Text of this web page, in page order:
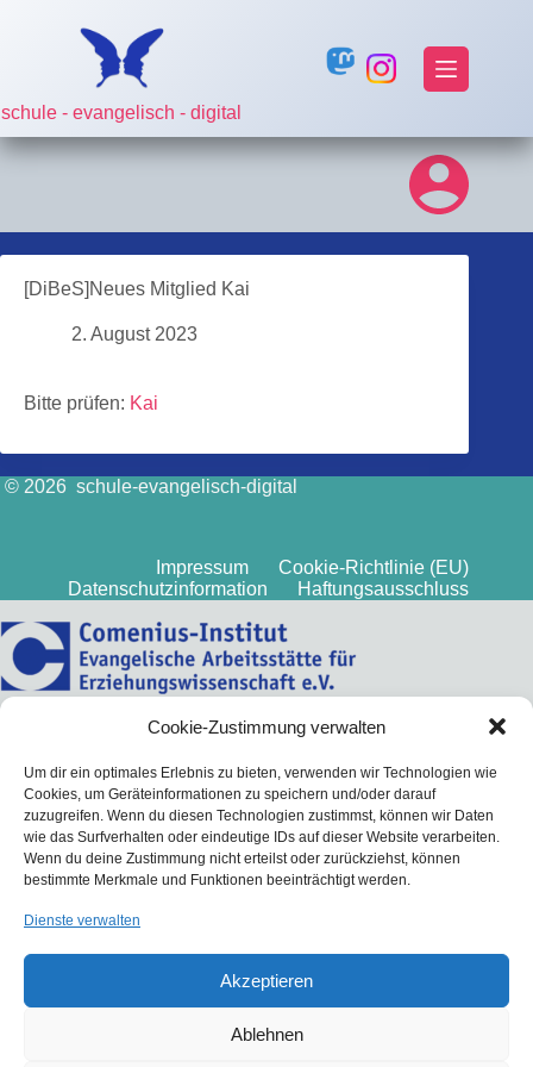
Cookie-Zustimmung verwalten
Um dir ein optimales Erlebnis zu bieten, verwenden wir Technologien wie
Cookies, um Geräteinformationen zu speichern und/oder darauf
zuzugreifen. Wenn du diesen Technologien zustimmst, können wir Daten
wie das Surfverhalten oder eindeutige IDs auf dieser Website verarbeiten.
Wenn du deine Zustimmung nicht erteilst oder zurückziehst, können
bestimmte Merkmale und Funktionen beeinträchtigt werden.
Dienste verwalten
Akzeptieren
Ablehnen
schule - evangelisch - digital
[DiBeS]Neues Mitglied Kai
2. August 2023
Bitte prüfen: Kai
© 2026 schule-evangelisch-digital
Impressum
Cookie-Richtlinie (EU)
Datenschutzinformation
Haftungsausschluss